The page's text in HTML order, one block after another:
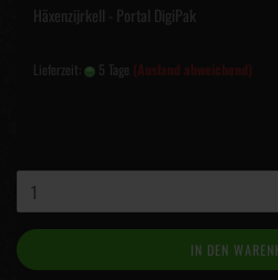
Häxenzijrkell - Portal DigiPak
Lieferzeit: 5 Tage (Ausland abweichend)
IN DEN